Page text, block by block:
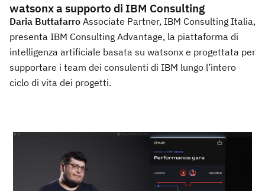
watsonx a supporto di IBM Consulting
Daria Buttafarro Associate Partner, IBM Consulting Italia,
presenta IBM Consulting Advantage, la piattaforma di
intelligenza artificiale basata su watsonx e progettata per
supportare i team dei consulenti di IBM lungo l’intero
ciclo di vita dei progetti.